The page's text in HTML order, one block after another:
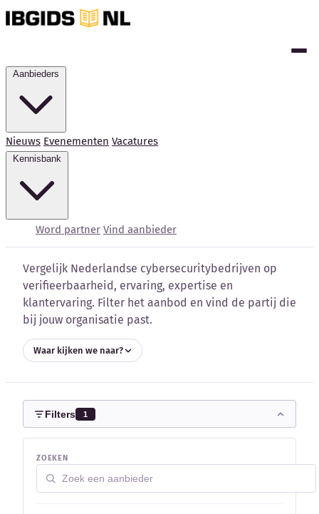
Nieuws Evenementen Vacatures
Word partner Vind aanbieder
Kennisbank
Blog
Externe bronnen
Woordenboek
Auteurs
vergelijken
Vergelijk Nederlandse cybersecuritybedrijven op
verifieerbaarheid, ervaring, expertise en
klantervaring. Filter het aanbod en vind de partij die
bij jouw organisatie past.
Waar kijken we naar?
Filters 1
ZOEKEN